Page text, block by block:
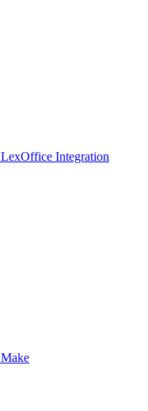
LexOffice Integration
Make